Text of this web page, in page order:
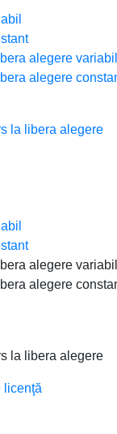
alegere variabil
alegere
la libera alegere
alegere variabil
alegere
la libera alegere
licenţă